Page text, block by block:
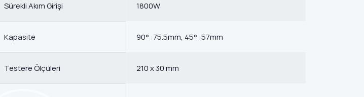
Sürekli Akım Girişi 1800W
Kapasite 90° :75.5mm, 45° :57mm
Testere Ölçüleri 210 x 30 mm